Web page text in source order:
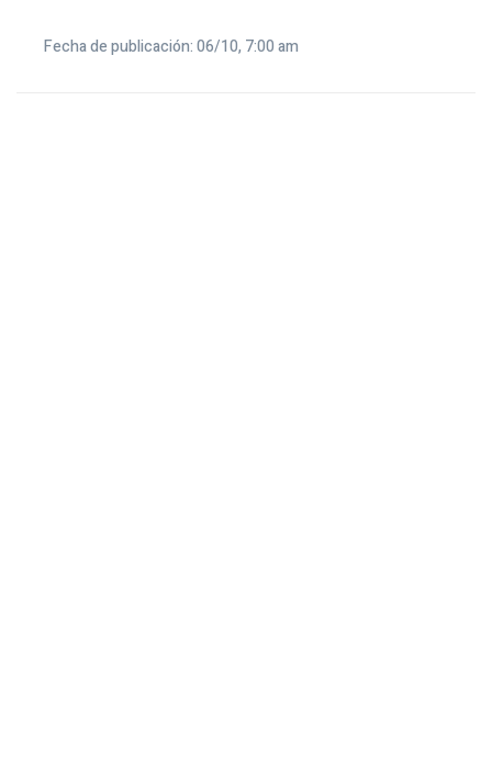
Fecha de publicación: 06/10, 7:00 am